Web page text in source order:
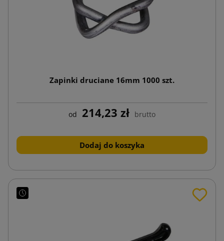
Zapinki druciane 16mm 1000 szt.
od 214,23 zł brutto
Dodaj do koszyka